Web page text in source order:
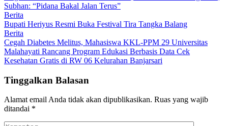
Subhan: “Pidana Bakal Jalan Terus”
Berita
Bupati Heriyus Resmi Buka Festival Tira Tangka Balang
Berita
Cegah Diabetes Melitus, Mahasiswa KKL-PPM 29 Universitas
Malahayati Rancang Program Edukasi Berbasis Data Cek
Kesehatan Gratis di RW 06 Kelurahan Banjarsari
Tinggalkan Balasan
Alamat email Anda tidak akan dipublikasikan. Ruas yang wajib
ditandai *